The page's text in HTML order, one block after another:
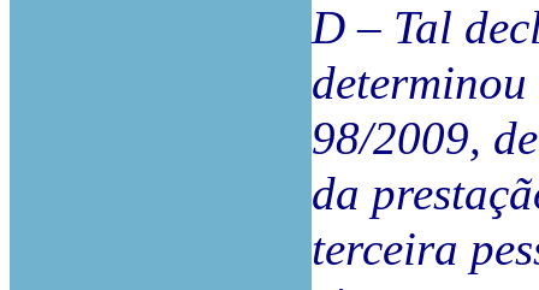
D – Tal
determinou
98/2009,
da
terceira